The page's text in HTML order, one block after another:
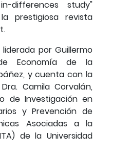
differences study"
prestigiosa revista
por Guillermo
Economía de la
y cuenta con la
Camila Corvalán,
de Investigación en
y Prevención de
Asociadas a la
de la Universidad